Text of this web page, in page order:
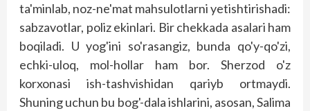
ta'minlab, noz-ne'mat mahsulotlarni yetishtirishadi:
sabzavotlar, poliz ekinlari. Bir chekkada asalari ham
boqiladi. U yog'ini so'rasangiz, bunda qo'y-qo'zi,
echki-uloq, mol-hollar ham bor. Sherzod o'z
korxonasi ish-tashvishidan qariyb ortmaydi.
Shuning uchun bu bog'-dala ishlarini, asosan, Salima